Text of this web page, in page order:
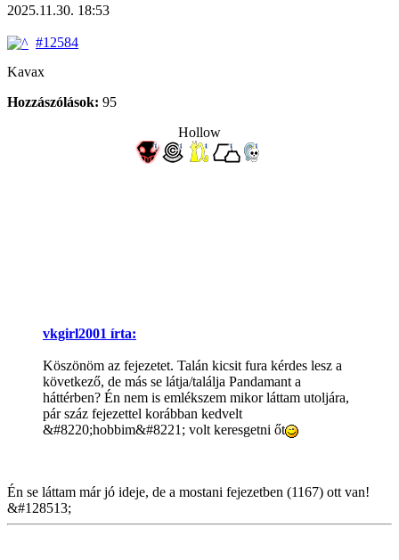
2025.11.30. 18:53
#12584
Kavax
Hozzászólások: 95
Hollow
vkgirl2001 írta:
Köszönöm az fejezetet. Talán kicsit fura kérdes lesz a
következő, de más se látja/találja Pandamant a
háttérben? Én nem is emlékszem mikor láttam utoljára,
pár száz fejezettel korábban kedvelt
&#8220;hobbim&#8221; volt keresgetni őt
Én se láttam már jó ideje, de a mostani fejezetben (1167) ott van!
&#128513;